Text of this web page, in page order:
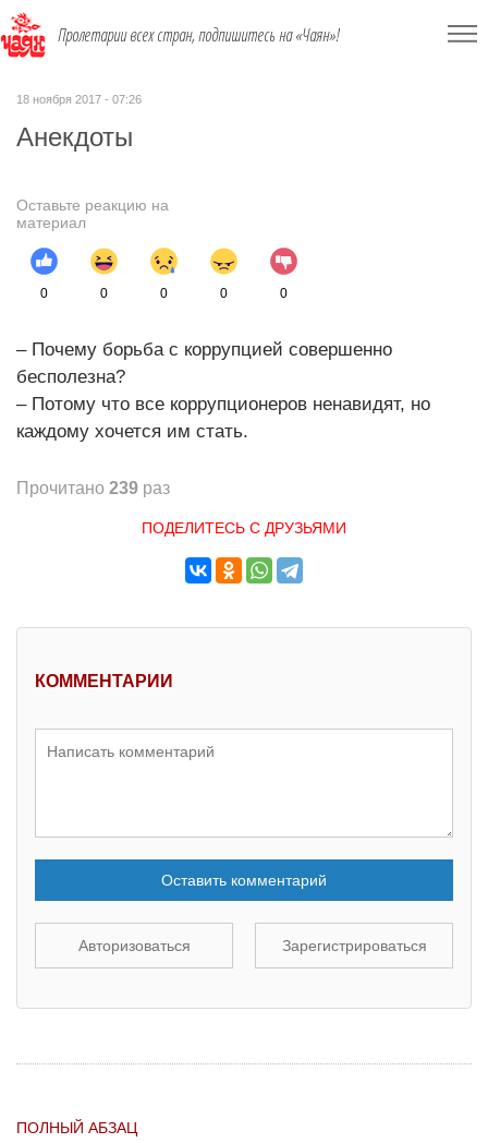
Пролетарии всех стран, подпишитесь на «Чаян»!
18 ноября 2017 - 07:26
Анекдоты
Оставьте реакцию на
материал
0 0 0 0 0
– Почему борьба с коррупцией совершенно
бесполезна?
– Потому что все коррупционеров ненавидят, но
каждому хочется им стать.
Прочитано 239 раз
ПОДЕЛИТЕСЬ С ДРУЗЬЯМИ
КОММЕНТАРИИ
Оставить комментарий
Авторизоваться Зарегистрироваться
ПОЛНЫЙ АБЗАЦ